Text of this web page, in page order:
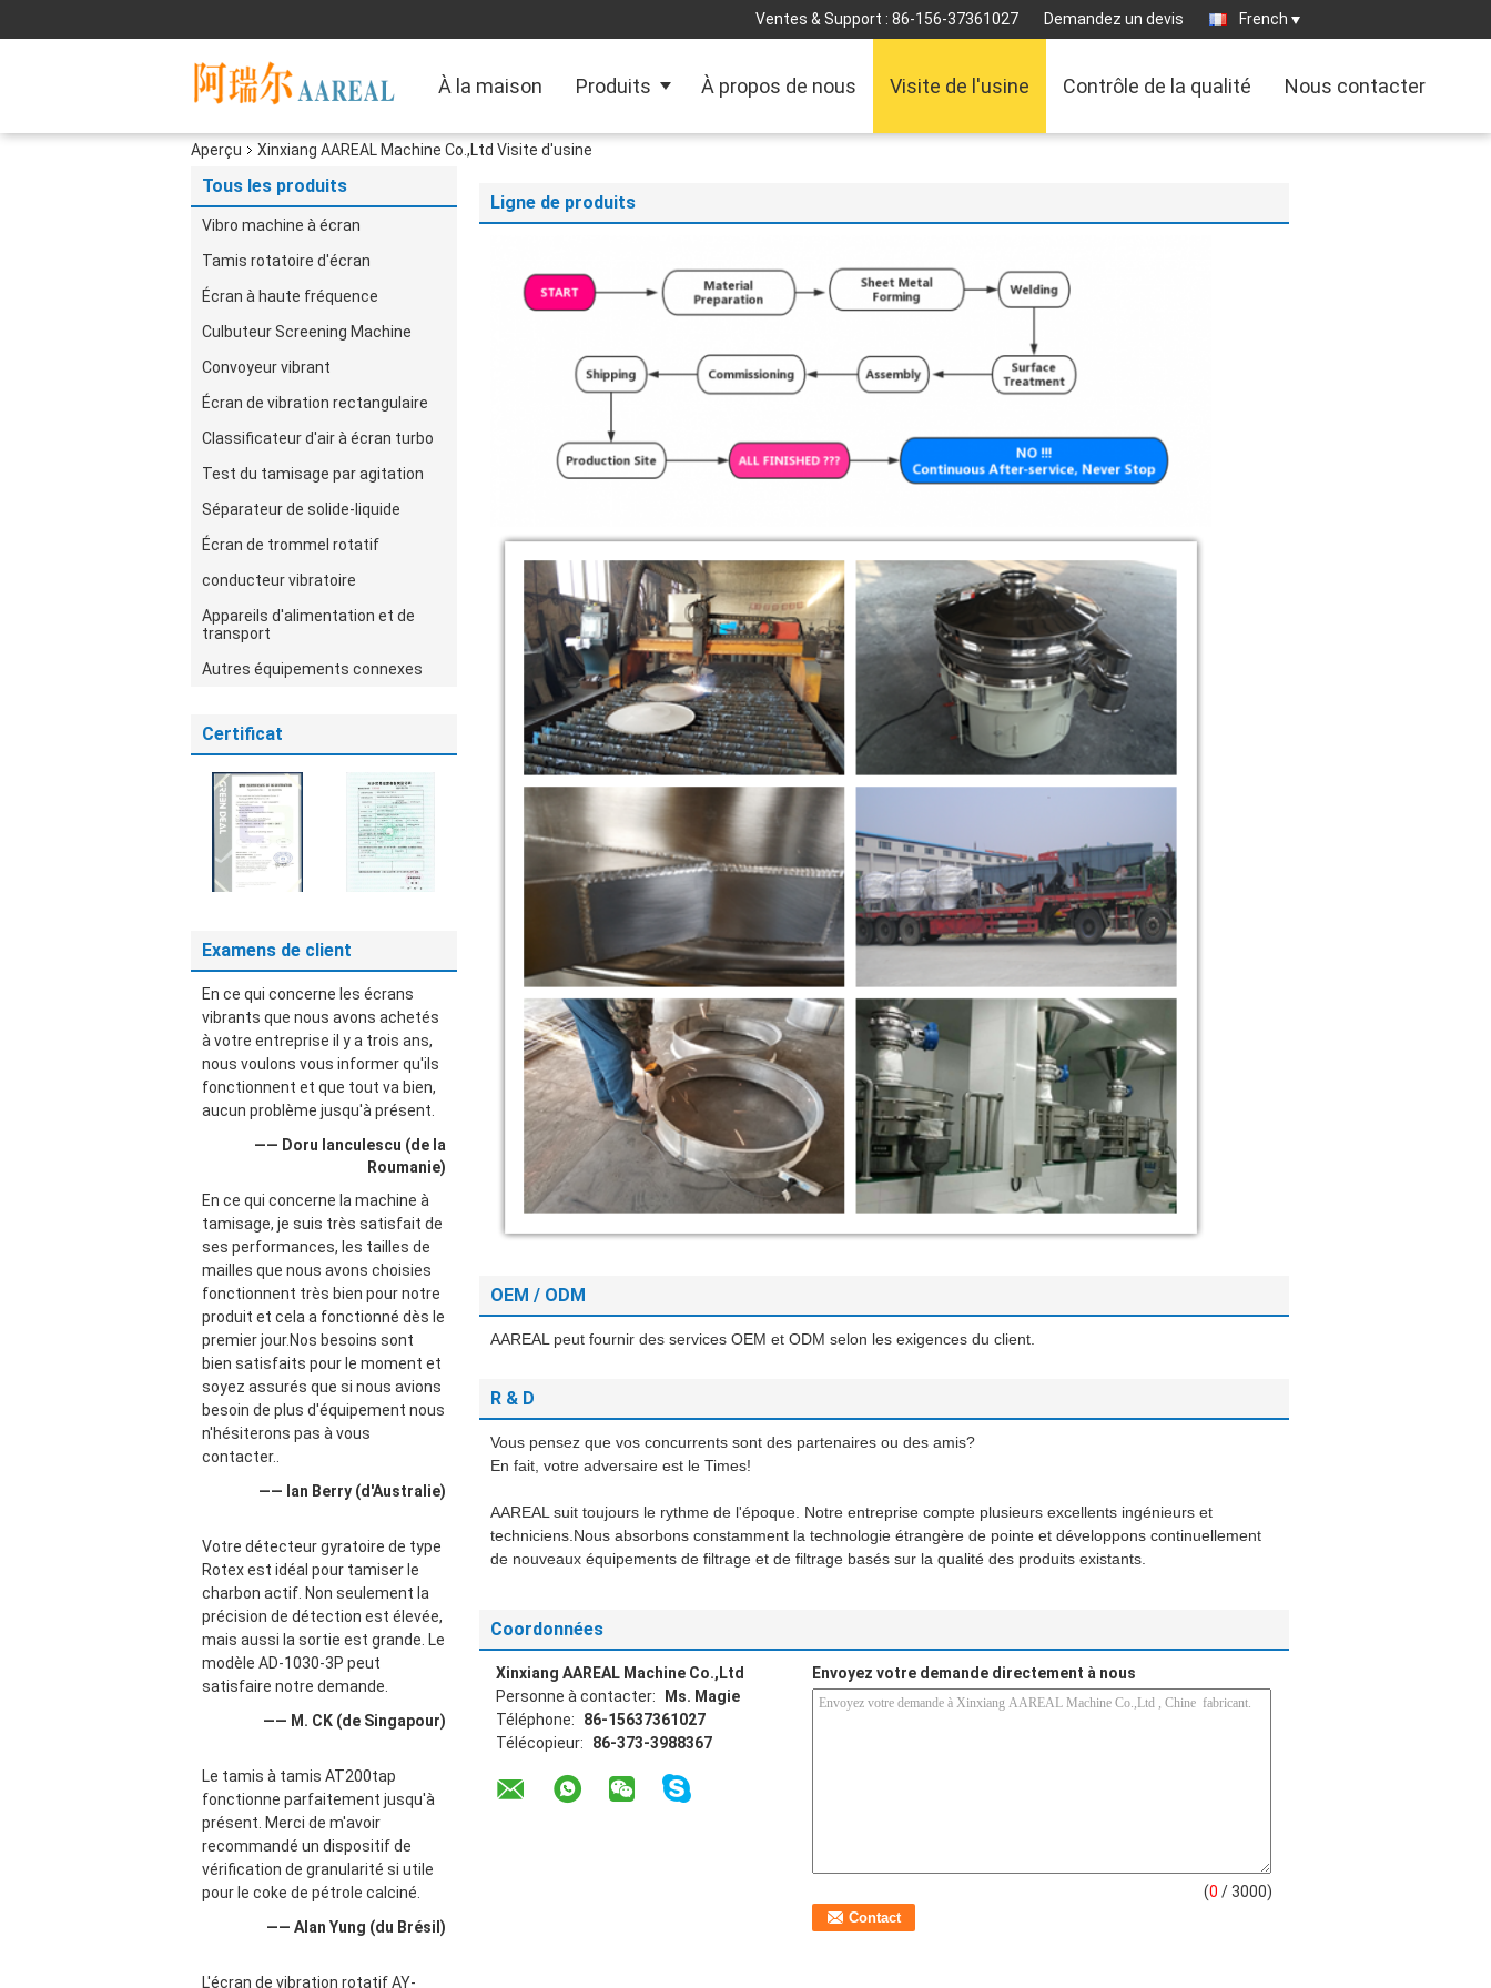
Ventes & Support : 86-156-37361027 Demandez un devis French
À la maison Produits À propos de nous Visite de l'usine Contrôle de la qualité Nous contacter
Aperçu Xinxiang AAREAL Machine Co.,Ltd Visite d'usine
Tous les produits
Vibro machine à écran
Tamis rotatoire d'écran
Écran à haute fréquence
Culbuteur Screening Machine
Convoyeur vibrant
Écran de vibration rectangulaire
Classificateur d'air à écran turbo
Test du tamisage par agitation
Séparateur de solide-liquide
Écran de trommel rotatif
conducteur vibratoire
Appareils d'alimentation et de
transport
Autres équipements connexes
Certificat
Examens de client
En ce qui concerne les écrans
vibrants que nous avons achetés
à votre entreprise il y a trois ans,
nous voulons vous informer qu'ils
fonctionnent et que tout va bien,
aucun problème jusqu'à présent.
—— Doru Ianculescu (de la
Roumanie)
En ce qui concerne la machine à
tamisage, je suis très satisfait de
ses performances, les tailles de
mailles que nous avons choisies
fonctionnent très bien pour notre
produit et cela a fonctionné dès le
premier jour.Nos besoins sont
bien satisfaits pour le moment et
soyez assurés que si nous avions
besoin de plus d'équipement nous
n'hésiterons pas à vous
contacter..
—— Ian Berry (d'Australie)
Votre détecteur gyratoire de type
Rotex est idéal pour tamiser le
charbon actif. Non seulement la
précision de détection est élevée,
mais aussi la sortie est grande. Le
modèle AD-1030-3P peut
satisfaire notre demande.
—— M. CK (de Singapour)
Le tamis à tamis AT200tap
fonctionne parfaitement jusqu'à
présent. Merci de m'avoir
recommandé un dispositif de
vérification de granularité si utile
pour le coke de pétrole calciné.
—— Alan Yung (du Brésil)
L'écran de vibration rotatif AY-
Ligne de produits
OEM / ODM
AAREAL peut fournir des services OEM et ODM selon les exigences du client.
R & D
Vous pensez que vos concurrents sont des partenaires ou des amis?
En fait, votre adversaire est le Times!
AAREAL suit toujours le rythme de l'époque. Notre entreprise compte plusieurs excellents ingénieurs et
techniciens.Nous absorbons constamment la technologie étrangère de pointe et développons continuellement
de nouveaux équipements de filtrage et de filtrage basés sur la qualité des produits existants.
Coordonnées
Xinxiang AAREAL Machine Co.,Ltd
Personne à contacter:
Ms. Magie
Téléphone:
86-15637361027
Télécopieur:
86-373-3988367
Envoyez votre demande directement à nous
(0 / 3000)